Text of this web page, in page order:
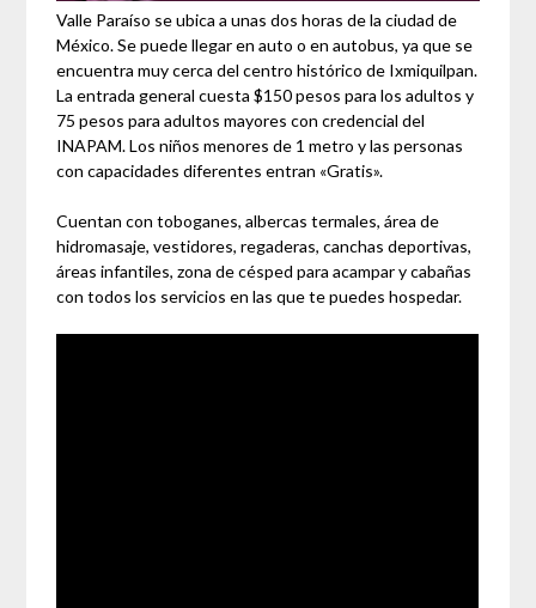
Valle Paraíso se ubica a unas dos horas de la ciudad de
México. Se puede llegar en auto o en autobus, ya que se
encuentra muy cerca del centro histórico de Ixmiquilpan.
La entrada general cuesta $150 pesos para los adultos y
75 pesos para adultos mayores con credencial del
INAPAM. Los niños menores de 1 metro y las personas
con capacidades diferentes entran «Gratis».
Cuentan con toboganes, albercas termales, área de
hidromasaje, vestidores, regaderas, canchas deportivas,
áreas infantiles, zona de césped para acampar y cabañas
con todos los servicios en las que te puedes hospedar.